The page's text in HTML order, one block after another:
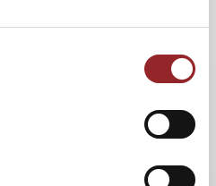
Weihnachtsvorlesung ein
für bedürftige
Erlös gespendet, der in
geht, mit der